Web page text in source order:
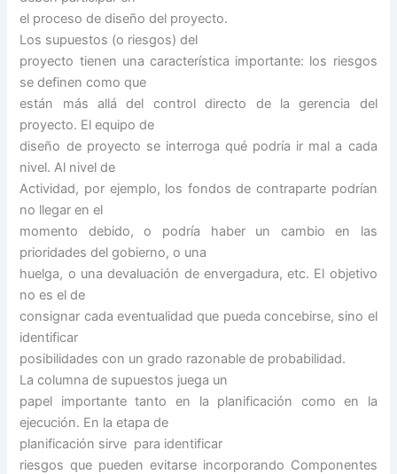
el proceso de diseño del proyecto.
Los supuestos (o riesgos) del
proyecto tienen una característica importante: los riesgos
se definen como que
están más allá del control directo de la gerencia del
proyecto. El equipo de
diseño de proyecto se interroga qué podría ir mal a cada
nivel. Al nivel de
Actividad, por ejemplo, los fondos de contraparte podrían
no llegar en el
momento debido, o podría haber un cambio en las
prioridades del gobierno, o una
huelga, o una devaluación de envergadura, etc. El objetivo
no es el de
consignar cada eventualidad que pueda concebirse, sino el
identificar
posibilidades con un grado razonable de probabilidad.
La columna de supuestos juega un
papel importante tanto en la planificación como en la
ejecución. En la etapa de
planificación sirve para identificar
riesgos que pueden evitarse incorporando Componentes